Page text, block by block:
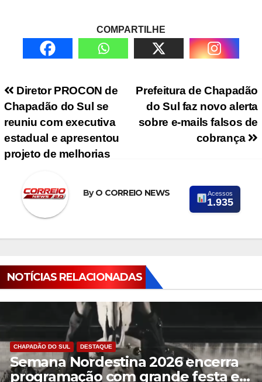
COMPARTILHE
Navegação de PostPrefeitura de Chapadão
do Sul faz novo alerta
sobre e-mails falsos de
cobrança
Diretor PROCON de
Chapadão do Sul se
reuniu com executiva
estadual e apresentou
projeto de melhorias
ByO CORREIO NEWS Acessos
1.935
NOTÍCIAS RELACIONADAS
CHAPADÃO DO SUL DESTAQUE
Semana Nordestina 2026 encerra
programação com grande festa e